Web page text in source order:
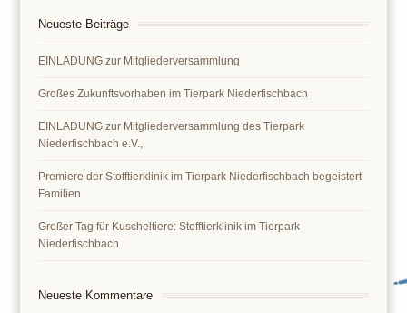
Neueste Beiträge
EINLADUNG zur Mitgliederversammlung
Großes Zukunftsvorhaben im Tierpark Niederfischbach
EINLADUNG zur Mitgliederversammlung des Tierpark
Niederfischbach e.V.,
Premiere der Stofftierklinik im Tierpark Niederfischbach begeistert
Familien
Großer Tag für Kuscheltiere: Stofftierklinik im Tierpark
Niederfischbach
Neueste Kommentare